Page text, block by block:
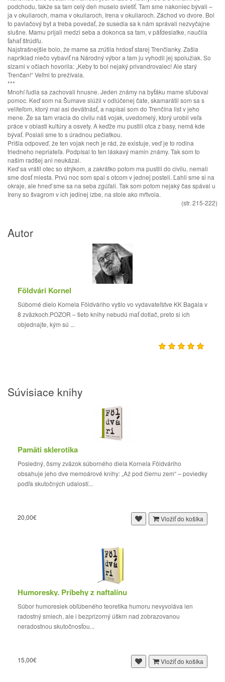
podchodu, takže sa tam celý deň muselo svietiť. Tam sme nakoniec bývali –
ja v okuliaroch, mama v okuliaroch, Irena v okuliaroch. Záchod vo dvore. Bol
to pavlačový byt a treba povedať, že susedia sa k nám správali nezvyčajne
slušne. Mamu prijali medzi seba a dokonca sa tam, v päťdesiatke, naučila
ťahať štrúdľu.
Najstrašnejšie bolo, že mame sa zrútila hrdosť starej Trenčianky. Zašla
napríklad niečo vybaviť na Národný výbor a tam ju vyhodil jej spolužiak. So
slzami v očiach hovorila: „Keby to bol nejaký privandrovalec! Ale starý
Trenčan!“ Veľmi to prežívala.
***
Mnohí ľudia sa zachovali hnusne. Jeden známy na byťáku mame sľuboval
pomoc. Keď som na Šumave slúžil v odlúčenej čate, skamarátil som sa s
veliteľom, ktorý mal asi devätnásť, a napísal som do Trenčína list v jeho
mene. Že sa tam vracia do civilu náš vojak, uvedomelý, ktorý urobil veľa
práce v oblasti kultúry a osvety. A keďže mu pustili otca z basy, nemá kde
bývať. Poslali sme to s úradnou pečiatkou.
Prišla odpoveď, že ten vojak nech je rád, že existuje, veď je to rodina
triedneho nepriateľa. Podpísal to ten láskavý mamin známy. Tak som to
našim radšej ani neukázal.
Keď sa vrátil otec so strýkom, a zakrátko potom ma pustili do civilu, nemali
sme dosť miesta. Prvú noc som spal s otcom v jednej posteli. Ľahli sme si na
okraje, ale hneď sme sa na seba zgúľali. Tak som potom nejaký čas spával u
Ireny so švagrom v ich jedinej izbe, na stole ako mŕtvola.
(str. 215-222)
Autor
Földvári Kornel
Súborné dielo Kornela Földváriho vyšlo vo vydavateľstve KK Bagala v
8 zväzkoch.POZOR – tieto knihy nebudú mať dotlač, preto si ich
objednajte, kým sú ...
Súvisiace knihy
Pamäti sklerotika
Posledný, ôsmy zväzok súborného diela Kornela Földváriho
obsahuje jeho dve memoárové knihy: „Až pod čiernu zem“ – poviedky
podľa skutočných udalostí...
20,00€ Vložiť do košíka
Humoresky. Príbehy z naftalínu
Súbor humoresiek obľúbeného teoretika humoru nevyvoláva len
radostný smiech, ale i bezprizorný úškrn nad zobrazovanou
neradostnou skutočnosťou...
15,00€ Vložiť do košíka